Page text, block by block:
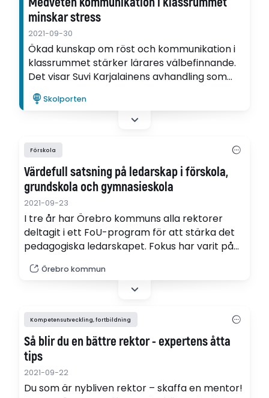
minskar stress
2021-09-30
Ökad kunskap om röst och kommunikation i
klassrummet stärker lärares välbefinnande.
Det visar Suvi Karjalainens avhandling som
undersökt effekterna av en fortbildning om
bland annat god röstteknik och att anpassa
Skolporten
Förskola
Värdefull satsning på ledarskap i förskola,
grundskola och gymnasieskola
2021-09-23
I tre år har Örebro kommuns alla rektorer
deltagit i ett FoU-program för att stärka det
pedagogiska ledarskapet. Fokus har varit på
grundat i vetenskap och beprövad
erfarenhet. Metoder och verktyg som man nu
Örebro kommun
Kompetensutveckling, fortbildning
Så blir du en bättre rektor - expertens åtta
tips
2021-09-22
Du som är nybliven rektor – skaffa en mentor!